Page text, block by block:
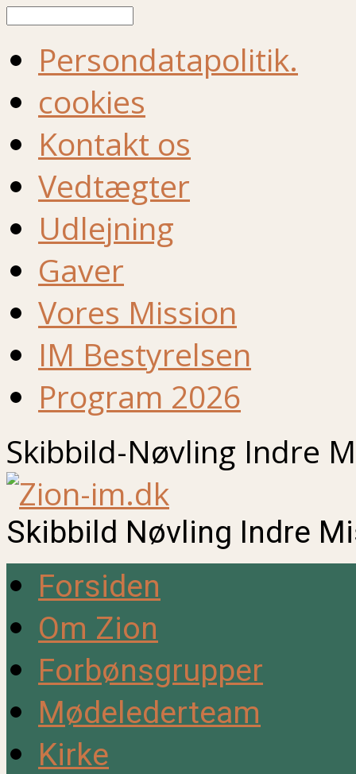
Persondatapolitik.
cookies
Kontakt os
Vedtægter
Udlejning
Gaver
Vores Mission
IM Bestyrelsen
Program 2026
Skibbild-Nøvling Indre
Skibbild Nøvling Indre
Forsiden
Om Zion
Forbønsgrupper
Mødelederteam
Kirke